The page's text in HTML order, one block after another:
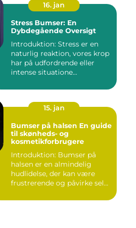
16. jan
Stress Bumser: En
Dybdegående Oversigt
Introduktion: Stress er en
naturlig reaktion, vores krop
har på udfordrende eller
intense situatione...
15. jan
Bumser på halsen En guide
til skønheds- og
kosmetikforbrugere
Introduktion: Bumser på
halsen er en almindelig
hudlidelse, der kan være
frustrerende og påvirke sel...